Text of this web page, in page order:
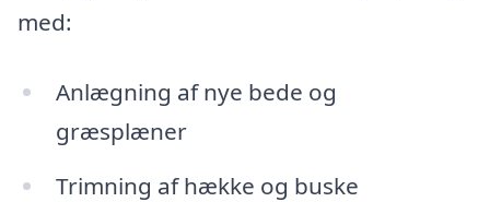
med:
Anlægning af nye bede og
græsplæner
Trimning af hække og buske